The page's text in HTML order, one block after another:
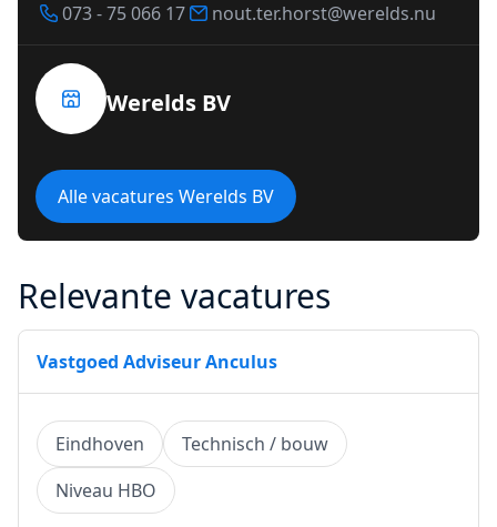
073 - 75 066 17 nout.ter.horst@werelds.nu
Werelds BV
Alle vacatures Werelds BV
Relevante vacatures
Vastgoed Adviseur Anculus
Eindhoven
Technisch / bouw
Niveau HBO